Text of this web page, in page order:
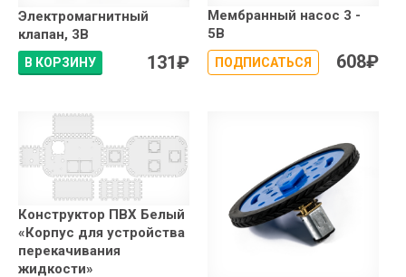
Электромагнитный
клапан, 3В
В КОРЗИНУ 131₽
Мембранный насос 3 -
5В
ПОДПИСАТЬСЯ 608₽
Конструктор ПВХ Белый
«Корпус для устройства
перекачивания
жидкости»